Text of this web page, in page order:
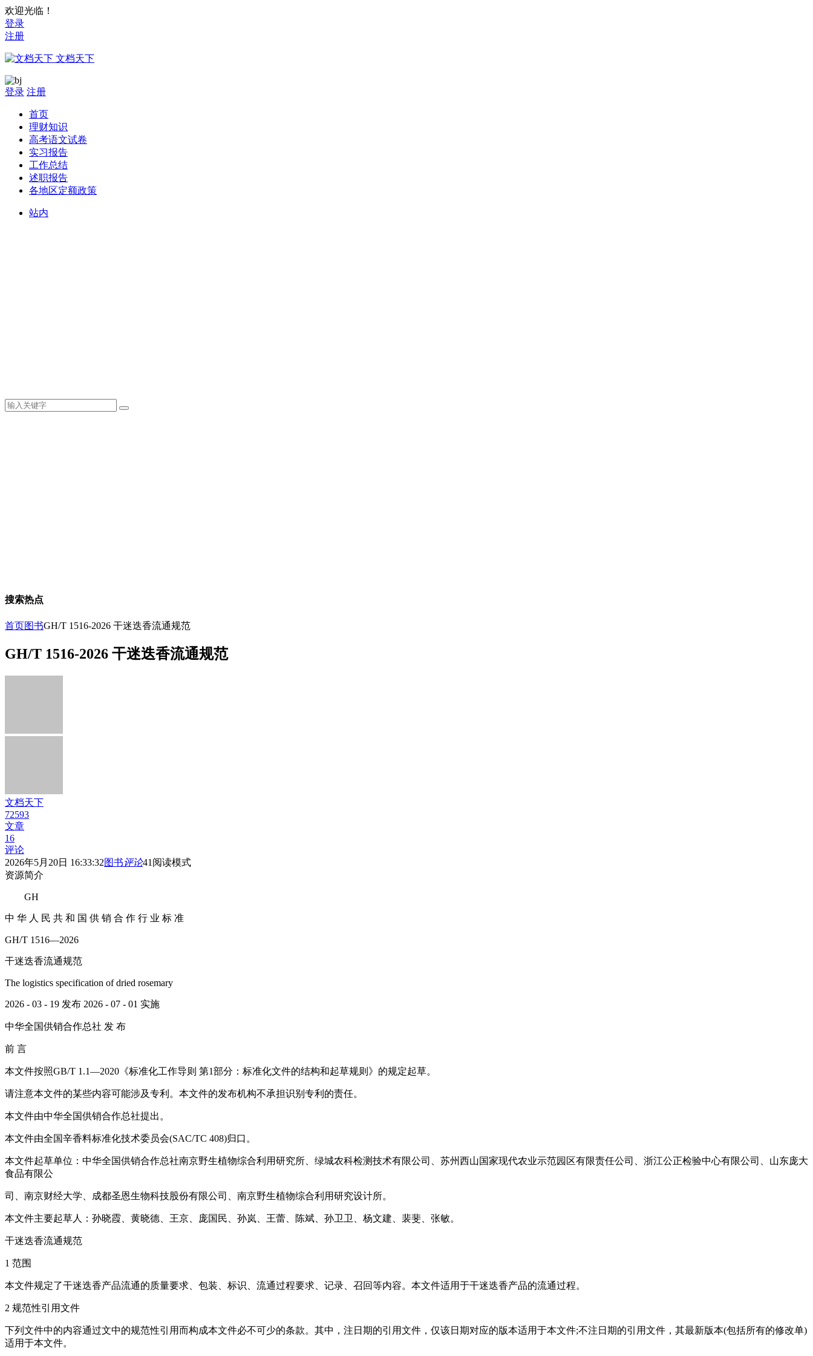
欢迎光临！
登录
注册
文档天下
登录 注册
首页
理财知识
高考语文试卷
实习报告
工作总结
述职报告
各地区定额政策
站内
搜索热点
首页图书GH/T 1516-2026 干迷迭香流通规范
GH/T 1516-2026 干迷迭香流通规范
文档天下
72593
文章
16
评论
2026年5月20日 16:33:32图书评论41 阅读模式
资源简介
GH
中 华 人 民 共 和 国 供 销 合 作 行 业 标 准
GH/T 1516—2026
干迷迭香流通规范
The logistics specification of dried rosemary
2026 - 03 - 19 发布 2026 - 07 - 01 实施
中华全国供销合作总社 发 布
前 言
本文件按照GB/T 1.1—2020《标准化工作导则 第1部分：标准化文件的结构和起草规则》的规定起草。
请注意本文件的某些内容可能涉及专利。本文件的发布机构不承担识别专利的责任。
本文件由中华全国供销合作总社提出。
本文件由全国辛香料标准化技术委员会(SAC/TC 408)归口。
本文件起草单位：中华全国供销合作总社南京野生植物综合利用研究所、绿城农科检测技术有限公司、苏州西山国家现代农业示范园区有限责任公司、浙江公正检验中心有限公司、山东庞大
食品有限公
司、南京财经大学、成都圣恩生物科技股份有限公司、南京野生植物综合利用研究设计所。
本文件主要起草人：孙晓霞、黄晓德、王京、庞国民、孙岚、王蕾、陈斌、孙卫卫、杨文建、裴斐、张敏。
干迷迭香流通规范
1 范围
本文件规定了干迷迭香产品流通的质量要求、包装、标识、流通过程要求、记录、召回等内容。本文件适用于干迷迭香产品的流通过程。
2 规范性引用文件
下列文件中的内容通过文中的规范性引用而构成本文件必不可少的条款。其中，注日期的引用文件，仅该日期对应的版本适用于本文件;不注日期的引用文件，其最新版本(包括所有的修改单)
适用于本文件。